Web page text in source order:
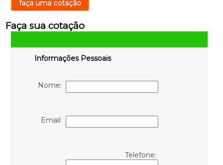
faça uma cotação
Faça sua cotação
Informações Pessoais
Nome:
Email:
Telefone: